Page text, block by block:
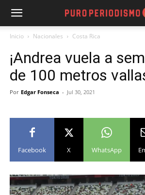
Inicio Nacionales Costa Rica
¡Andrea vuela a
de 100 metros
Por Edgar Fonseca - Jul 30, 2021
Facebook X WhatsApp